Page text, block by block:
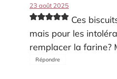
23 août 2025
Ces
mais pour les
remplacer la farine?
Répondre